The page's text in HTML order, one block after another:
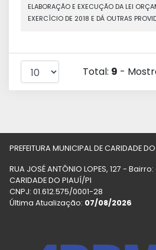
ELABORAÇÃO E EXECUÇÃO DA LEI
EXERCÍCIO DE 2018 E DÁ OUTRAS
Total: 9 -
PREFEITURA MUNICIPAL DE CARIDADE
RUA JOSÉ ANTÔNIO LOPES, 127 -
CARIDADE DO PIAUÍ/PI
CNPJ: 01.612.575/0001-28
Última Atualização: 07/08/2026